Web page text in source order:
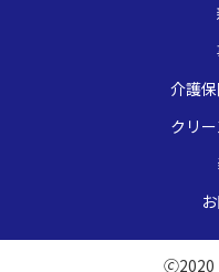
介護
クリ
🄫2020